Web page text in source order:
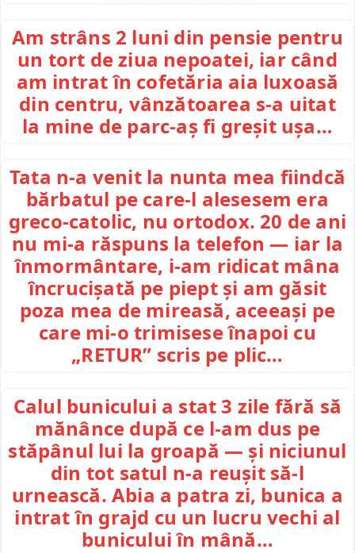
Am strâns 2 luni din pensie pentru
un tort de ziua nepoatei, iar când
am intrat în cofetăria aia luxoasă
din centru, vânzătoarea s-a uitat
la mine de parc-aș fi greșit ușa…
Tata n-a venit la nunta mea fiindcă
bărbatul pe care-l alesesem era
greco-catolic, nu ortodox. 20 de ani
nu mi-a răspuns la telefon — iar la
înmormântare, i-am ridicat mâna
încrucișată pe piept și am găsit
poza mea de mireasă, aceeași pe
care mi-o trimisese înapoi cu
„RETUR” scris pe plic…
Calul bunicului a stat 3 zile fără să
mănânce după ce l-am dus pe
stăpânul lui la groapă — și niciunul
din tot satul n-a reușit să-l
urnească. Abia a patra zi, bunica a
intrat în grajd cu un lucru vechi al
bunicului în mână…